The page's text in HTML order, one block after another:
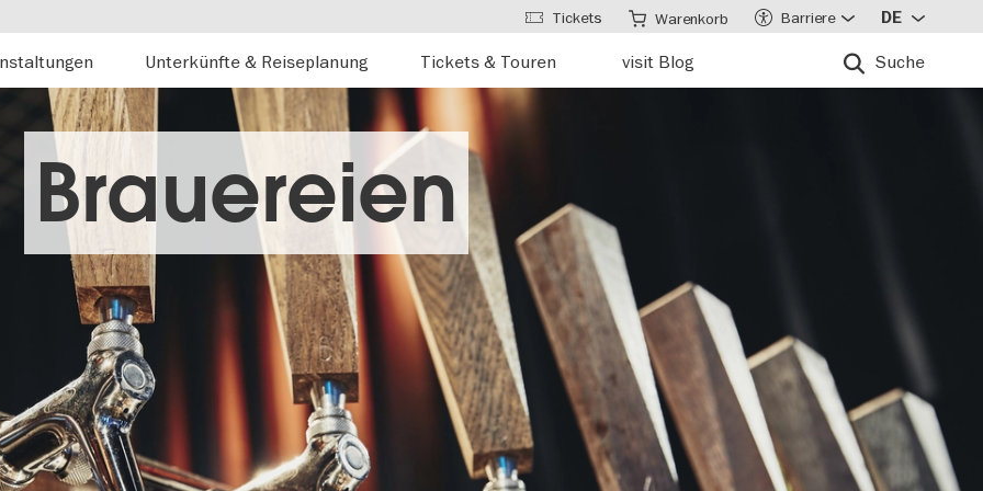
Unterkünfte & Reiseplanung Tickets & Touren visit Blog Suche
Tickets Warenkorb Barriere DE
Brauereien